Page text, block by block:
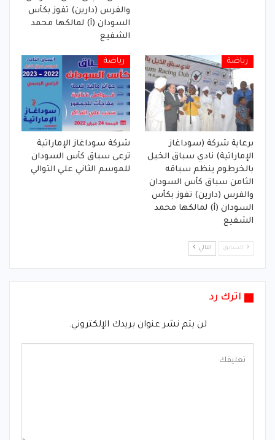
والفرس (دارين) تفوز بكأس
السودان (أ) لمالكها محمد
الشفيع
رياضة
برعاية شركة (سوداغاز
الإماراتية) نادي سباق الخيل
بالخرطوم ينظم سباقه
الثامن سباق كأس السودان
والفرس (دارين) تفوز بكأس
السودان (أ) لمالكها محمد
الشفيع
رياضة
شركة سوداغاز الإماراتية
ترعى سباق كأس السودان
للموسم الثاني علي التوالي
السابق التالي
اترك رد
لن يتم نشر عنوان بريدك الإلكتروني.